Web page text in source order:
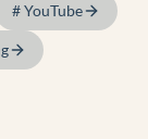
#YouTube